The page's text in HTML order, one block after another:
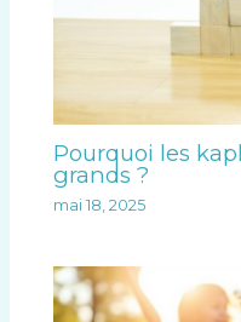
Pourquoi les
grands ?
mai 18, 2025